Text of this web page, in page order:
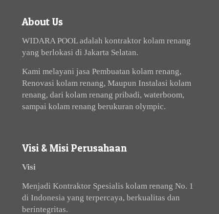
About Us
WIDARA POOL adalah kontraktor kolam renang
yang berlokasi di Jakarta Selatan.
Kami melayani jasa Pembuatan kolam renang,
Renovasi kolam renang, Maupun Instalasi kolam
renang, dari kolam renang pribadi, waterboom,
sampai kolam renang berukuran olympic.
Visi & Misi Perusahaan
Visi
Menjadi Kontraktor Spesialis kolam renang No. 1
di Indonesia yang terpercaya, berkualitas dan
berintegritas.